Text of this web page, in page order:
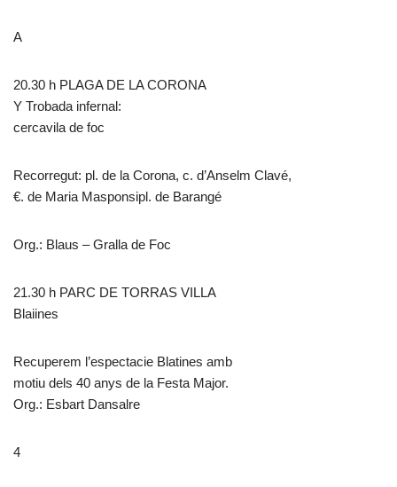
A
20.30 h PLAGA DE LA CORONA
Y Trobada infernal:
cercavila de foc
Recorregut: pl. de la Corona, c. d’Anselm Clavé,
€. de Maria Masponsipl. de Barangé
Org.: Blaus – Gralla de Foc
21.30 h PARC DE TORRAS VILLA
Blaiines
Recuperem l’espectacie Blatines amb
motiu dels 40 anys de la Festa Major.
Org.: Esbart Dansalre
4